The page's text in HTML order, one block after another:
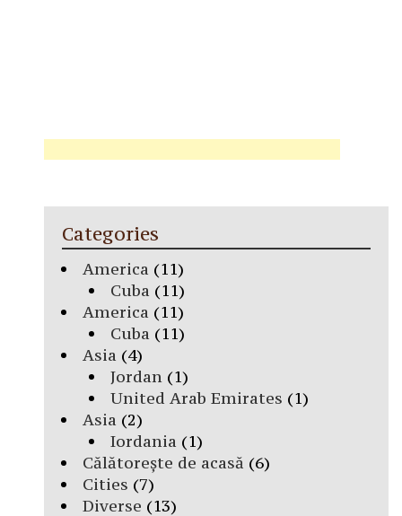
Categories
America (11)
Cuba (11)
America (11)
Cuba (11)
Asia (4)
Jordan(1)
United Arab Emirates (1)
Asia (2)
Iordania (1)
Călătorește de acasă (6)
Cities (7)
Diverse (13)